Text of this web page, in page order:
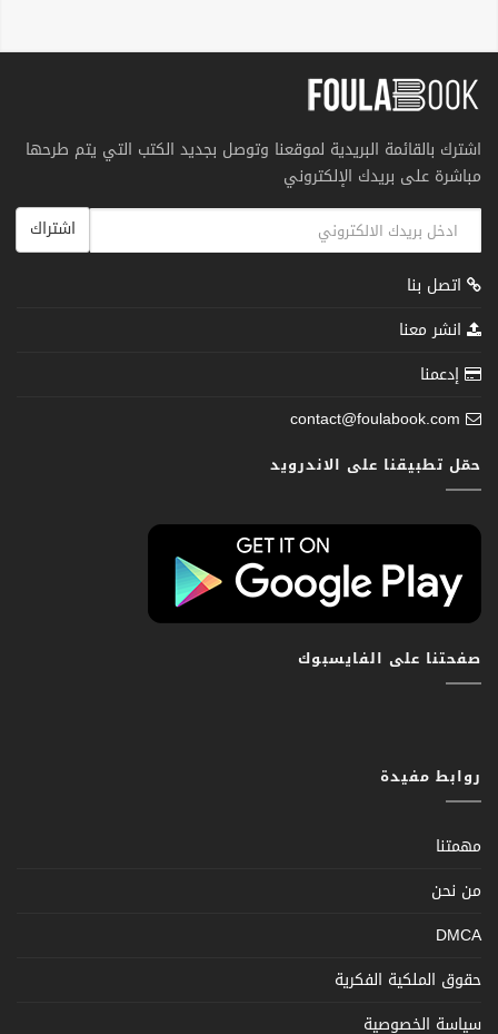
اشترك بالقائمة البريدية لموقعنا وتوصل بجديد الكتب التي يتم طرحها
مباشرة على بريدك الإلكتروني
اشتراك
اتصل بنا
انشر معنا
إدعمنا
contact@foulabook.com
حمّل تطبيقنا على الاندرويد
صفحتنا على الفايسبوك
روابط مفيدة
مهمتنا
من نحن
DMCA
حقوق الملكية الفكرية
سياسة الخصوصية